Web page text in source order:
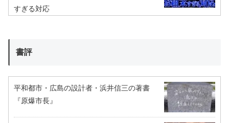
すぎる対応
書評
平和都市・広島の設計者・浜井信三の著書
『原爆市長』